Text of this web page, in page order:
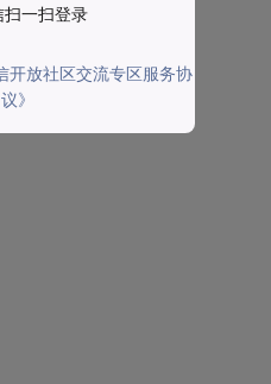
一扫登录
开放社区交流专区服务协
议》